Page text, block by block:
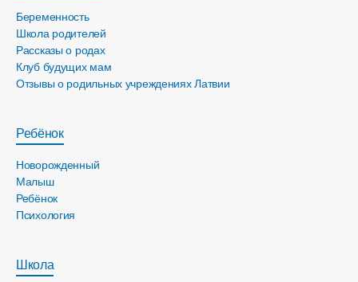
Беременность
Школа родителей
Рассказы о родах
Клуб будущих мам
Отзывы о родильных учреждениях Латвии
Ребёнок
Новорожденный
Малыш
Ребёнок
Психология
Школа